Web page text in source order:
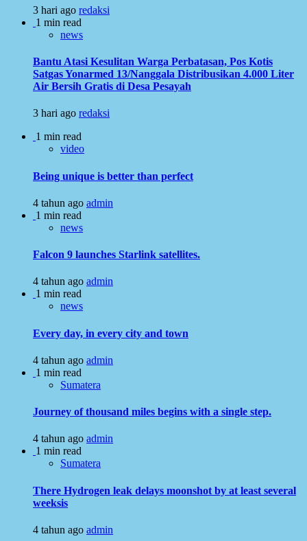
3 hari ago redaksi
1 min read
news
Bantu Atasi Kesulitan Warga Perbatasan, Pos Kotis
Satgas Yonarmed 13/Nanggala Distribusikan 4.000 Liter
Air Bersih Gratis di Desa Pesayah
3 hari ago redaksi
1 min read
video
Being unique is better than perfect
4 tahun ago admin
1 min read
news
Falcon 9 launches Starlink satellites.
4 tahun ago admin
1 min read
news
Every day, in every city and town
4 tahun ago admin
1 min read
Sumatera
Journey of thousand miles begins with a single step.
4 tahun ago admin
1 min read
Sumatera
There Hydrogen leak delays moonshot by at least several
weeksis
4 tahun ago admin